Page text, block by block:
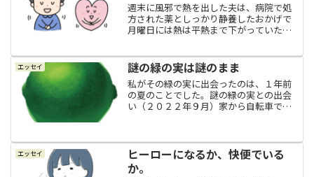
週末に風邪で熱を出した夫は、病院で処
方された薬としっかり静養したおかげで
月曜日には熱は平熱まで下がっていたの
ラするぅ～」とのことで、念のために会
社には出勤せずにテレワー...
エッセイ 謎の緑の実は謎のまま
私がその緑の実に出会ったのは、１年前
の夏のことでした。謎の緑の実との出会
い（２０２２年９月）家から自転車でフ
工場とかではなくて、町の小さなお菓子
工場と言った感じです。こ...
エッセイ
ヒーローになるか、快便でいる
か。